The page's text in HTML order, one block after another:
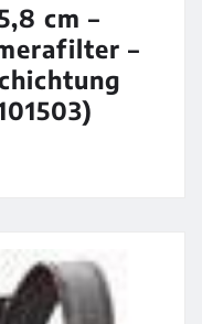
cm –
–